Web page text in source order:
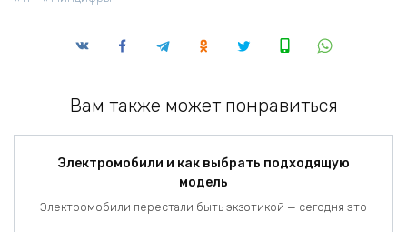
Вам также может понравиться
Электромобили и как выбрать подходящую
модель
Электромобили перестали быть экзотикой — сегодня это